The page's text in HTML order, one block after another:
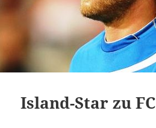
Island-Star zu